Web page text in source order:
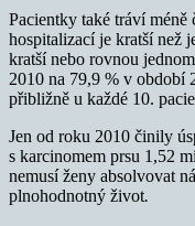
Pacientky také tráví méně
hospitalizací je kratší než
kratší nebo rovnou
2010 na 79,9 % v období
přibližně u každé 10.
Jen od roku 2010 činily
s karcinomem prsu 1,52
nemusí ženy absolvovat
plnohodnotný život.